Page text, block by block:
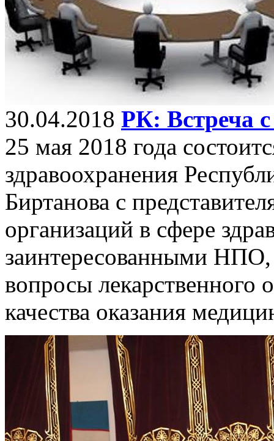
30.04.2018 РК: Встреча
25 мая 2018 года
здравоохранения
Биртанова с
организаций в сфере
заинтересованными НПО,
вопросы лекарственного
качества оказания